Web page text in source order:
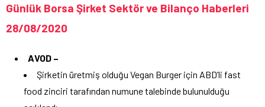
Günlük Borsa Şirket Sektör ve Bilanço Haberleri
28/08/2020
AVOD –
Şirketin üretmiş olduğu Vegan Burger için ABD’li fast
food zinciri tarafından numune talebinde bulunulduğu